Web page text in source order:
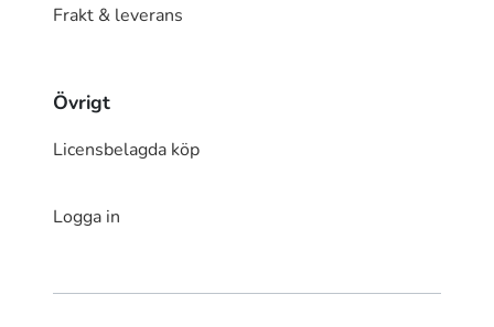
Frakt & leverans
Övrigt
Licensbelagda köp
Logga in